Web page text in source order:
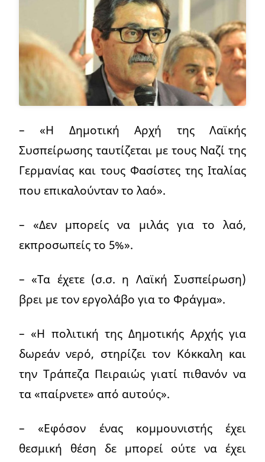
– «Η Δημοτική Αρχή της Λαϊκής
Συσπείρωσης ταυτίζεται με τους Ναζί της
Γερμανίας και τους Φασίστες της Ιταλίας
που επικαλούνταν το λαό».
– «Δεν μπορείς να μιλάς για το λαό,
εκπροσωπείς το 5%».
– «Τα έχετε (σ.σ. η Λαϊκή Συσπείρωση)
βρει με τον εργολάβο για το Φράγμα».
– «Η πολιτική της Δημοτικής Αρχής για
δωρεάν νερό, στηρίζει τον Κόκκαλη και
την Τράπεζα Πειραιώς γιατί πιθανόν να
τα «παίρνετε» από αυτούς».
– «Εφόσον ένας κομμουνιστής έχει
θεσμική θέση δε μπορεί ούτε να έχει